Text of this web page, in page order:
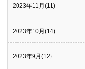
2023年11月(11)
2023年10月(14)
2023年9月(12)